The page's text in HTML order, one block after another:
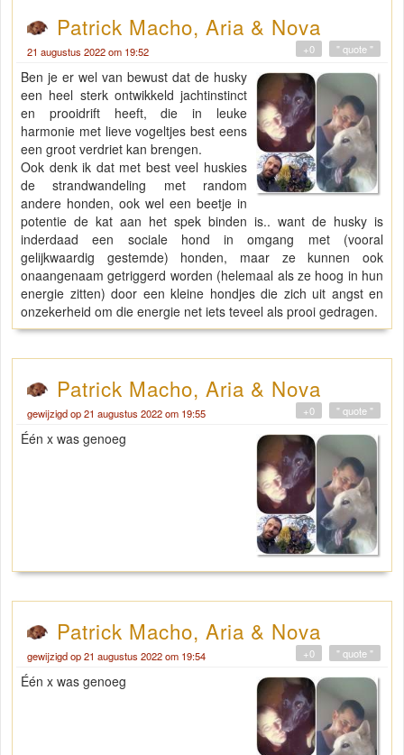
Patrick Macho, Aria & Nova
21 augustus 2022 om 19:52 " quote "
+0
Ben je er wel van bewust dat de husky
een heel sterk ontwikkeld jachtinstinct
en prooidrift heeft, die in leuke
harmonie met lieve vogeltjes best eens
een groot verdriet kan brengen.
Ook denk ik dat met best veel huskies
de strandwandeling met random
andere honden, ook wel een beetje in
potentie de kat aan het spek binden is.. want de husky is
inderdaad een sociale hond in omgang met (vooral
gelijkwaardig gestemde) honden, maar ze kunnen ook
onaangenaam getriggerd worden (helemaal als ze hoog in hun
energie zitten) door een kleine hondjes die zich uit angst en
onzekerheid om die energie net iets teveel als prooi gedragen.
Patrick Macho, Aria & Nova
gewijzigd op 21 augustus 2022 om 19:55 " quote "
+0
Één x was genoeg
Patrick Macho, Aria & Nova
gewijzigd op 21 augustus 2022 om 19:54 " quote "
+0
Één x was genoeg